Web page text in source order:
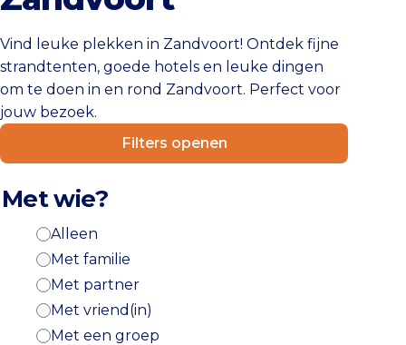
Vind leuke plekken in Zandvoort! Ontdek fijne
strandtenten, goede hotels en leuke dingen
om te doen in en rond Zandvoort. Perfect voor
jouw bezoek.
Filters openen
Met wie?
Alleen
Met familie
Met partner
Met vriend(in)
Met een groep